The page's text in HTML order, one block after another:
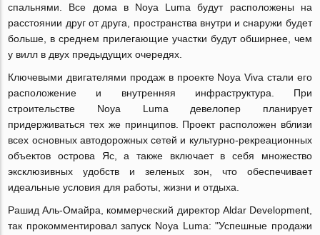
спальнями. Все дома в Noya Luma будут расположены на
расстоянии друг от друга, пространства внутри и снаружи будет
больше, в среднем прилегающие участки будут обширнее, чем
у вилл в двух предыдущих очередях.
Ключевыми двигателями продаж в проекте Noya Viva стали его
расположение и внутренняя инфраструктура. При
строительстве Noya Luma
девелопер планирует
придерживаться тех же принципов. Проект расположен вблизи
всех основных автодорожных сетей и культурно-рекреационных
объектов острова Яс, а также включает в себя множество
эксклюзивных удобств и зеленых зон, что обеспечивает
идеальные условия для работы, жизни и отдыха.
Рашид Аль-Омайра, коммерческий директор Aldar Development,
так прокомментировал запуск Noya Luma: "Успешные продажи